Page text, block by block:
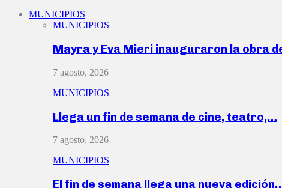
MUNICIPIOS
MUNICIPIOS
Mayra y Eva Mieri inauguraron la obra
7 agosto, 2026
MUNICIPIOS
Llega un fin de semana de cine, teatro,…
7 agosto, 2026
MUNICIPIOS
El fin de semana llega una nueva